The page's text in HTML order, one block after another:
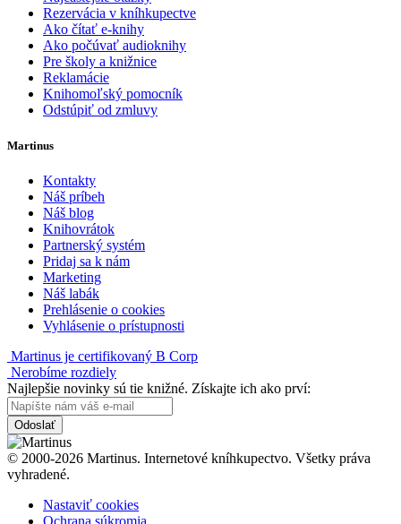
Rezervácia v kníhkupectve
Ako čítať e-knihy
Ako počúvať audioknihy
Pre školy a knižnice
Reklamácie
Knihomoľský pomocník
Odstúpiť od zmluvy
Martinus
Kontakty
Náš príbeh
Náš blog
Knihovrátok
Partnerský systém
Pridaj sa k nám
Marketing
Náš labák
Prehlásenie o cookies
Vyhlásenie o prístupnosti
Martinus je certifikovaný B Corp
Nerobíme rozdiely
Najlepšie novinky sú tie knižné. Získajte ich ako prví:
Odoslať
© 2000-2026 Martinus. Internetové kníhkupectvo. Všetky práva
vyhradené.
Nastaviť cookies
Ochrana súkromia